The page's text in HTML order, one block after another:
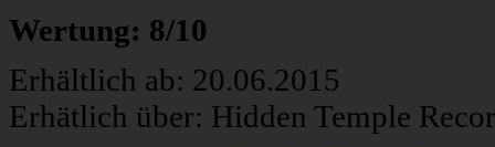
Wertung: 8/10
Erhältlich ab: 20.06.2015
Erhätlich über: Hidden Temple